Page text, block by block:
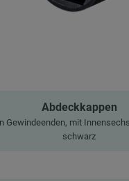
Abdeckkappen
Gewindeenden, mit
schwarz